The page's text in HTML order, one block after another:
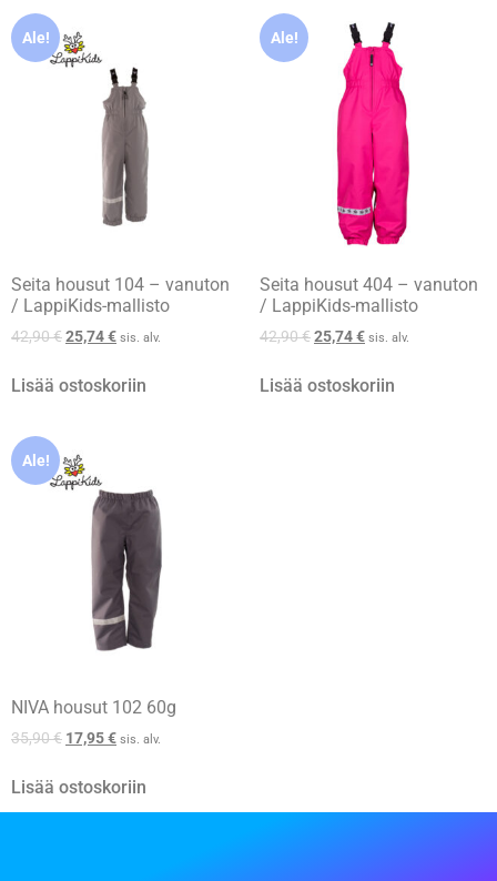
Ale!
Seita housut 104 – vanuton
/ LappiKids-mallisto
42,90€25,74€ sis. alv.
Lisää ostoskoriin
Ale!
Seita housut 404 – vanuton
/ LappiKids-mallisto
42,90€25,74€ sis. alv.
Lisää ostoskoriin
Ale!
NIVA housut 102 60g
35,90€ 17,95€ sis. alv.
Lisää ostoskoriin